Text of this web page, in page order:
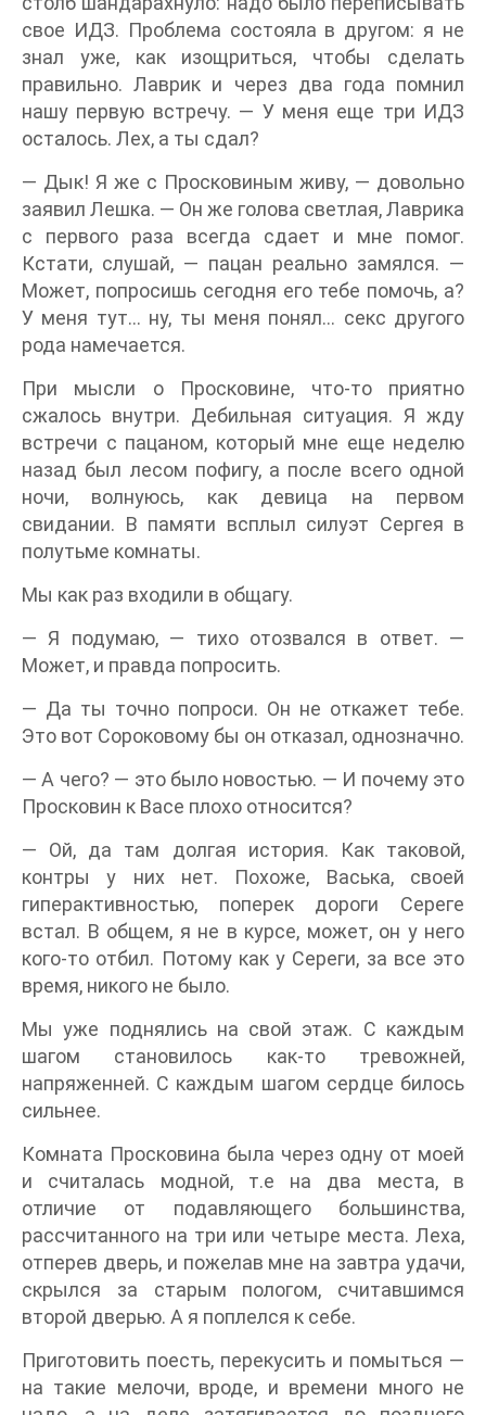
свое ИДЗ. Проблема состояла в другом: я не
знал уже, как изощриться, чтобы сделать
правильно. Лаврик и через два года помнил
нашу первую встречу. — У меня еще три ИДЗ
осталось. Лех, а ты сдал?
— Дык! Я же с Просковиным живу, — довольно
заявил Лешка. — Он же голова светлая, Лаврика
с первого раза всегда сдает и мне помог.
Кстати, слушай, — пацан реально замялся. —
Может, попросишь сегодня его тебе помочь, а?
У меня тут… ну, ты меня понял… секс другого
рода намечается.
При мысли о Просковине, что-то приятно
сжалось внутри. Дебильная ситуация. Я жду
встречи с пацаном, который мне еще неделю
назад был лесом пофигу, а после всего одной
ночи, волнуюсь, как девица на первом
свидании. В памяти всплыл силуэт Сергея в
полутьме комнаты.
Мы как раз входили в общагу.
— Я подумаю, — тихо отозвался в ответ. —
Может, и правда попросить.
— Да ты точно попроси. Он не откажет тебе.
Это вот Сороковому бы он отказал, однозначно.
— А чего? — это было новостью. — И почему это
Просковин к Васе плохо относится?
— Ой, да там долгая история. Как таковой,
контры у них нет. Похоже, Васька, своей
гиперактивностью, поперек дороги Сереге
встал. В общем, я не в курсе, может, он у него
кого-то отбил. Потому как у Сереги, за все это
время, никого не было.
Мы уже поднялись на свой этаж. С каждым
шагом становилось как-то тревожней,
напряженней. С каждым шагом сердце билось
сильнее.
Комната Просковина была через одну от моей
и считалась модной, т.е на два места, в
отличие от подавляющего большинства,
рассчитанного на три или четыре места. Леха,
отперев дверь, и пожелав мне на завтра удачи,
скрылся за старым пологом, считавшимся
второй дверью. А я поплелся к себе.
Приготовить поесть, перекусить и помыться —
на такие мелочи, вроде, и времени много не